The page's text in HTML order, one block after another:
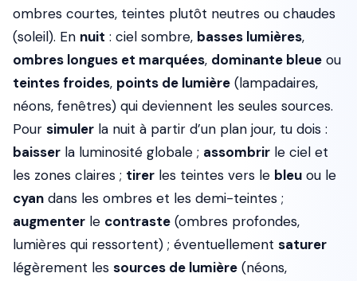
ombres courtes, teintes plutôt neutres ou chaudes
(soleil). En nuit : ciel sombre, basses lumières,
ombres longues et marquées, dominante bleue ou
teintes froides, points de lumière (lampadaires,
néons, fenêtres) qui deviennent les seules sources.
Pour simuler la nuit à partir d’un plan jour, tu dois :
baisser la luminosité globale ; assombrir le ciel et
les zones claires ; tirer les teintes vers le bleu ou le
cyan dans les ombres et les demi-teintes ;
augmenter le contraste (ombres profondes,
lumières qui ressortent) ; éventuellement saturer
légèrement les sources de lumière (néons,